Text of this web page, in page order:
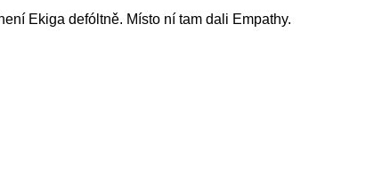
Ekiga defóltně. Místo ní tam dali Empathy.